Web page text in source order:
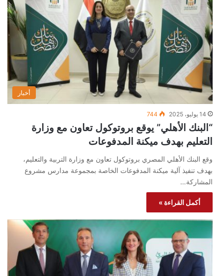
أخبار
14 يوليو، 2025 744
“البنك الأهلي” يوقع بروتوكول تعاون مع وزارة
التعليم بهدف ميكنة المدفوعات
وقع البنك الأهلي المصري بروتوكول تعاون مع وزارة التربية والتعليم،
بهدف تنفيذ آلية ميكنة المدفوعات الخاصة بمجموعة مدارس مشروع
المشاركة…
أكمل القراءة »